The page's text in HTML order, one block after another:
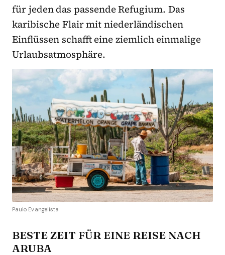
für jeden das passende Refugium. Das
karibische Flair mit niederländischen
Einflüssen schafft eine ziemlich einmalige
Urlaubsatmosphäre.
Paulo Evangelista
BESTE ZEIT FÜR EINE REISE NACH
ARUBA